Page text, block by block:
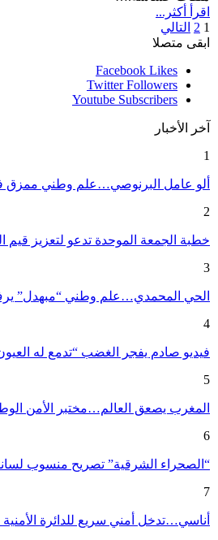
اقرأ أكثر...
1
2 التالي
ابقى متصلا
Facebook Likes
Twitter Followers
Youtube Subscribers
آخر الأخبار
1
ألو عامل البرنوصي…علم وطني
2
خطبة الجمعة الموحدة تدعو لتعزيز
3
الحي المحمدي…علم وطني “مبهدل”
4
فيديو صادم يفجر الغضب “تدمع له
5
المغرب يصعق العالم…مختبر الأمن
6
“الصحراء الشرقية” تصريح منسوب
7
أناسي…تدخل أمني سريع للدائرة